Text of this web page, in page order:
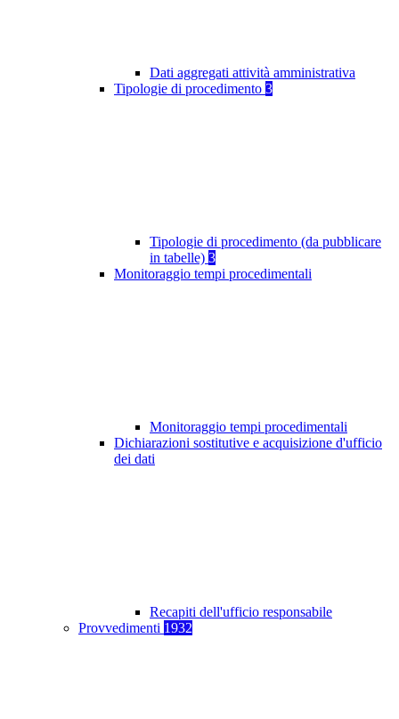
Dati aggregati attività amministrativa
Tipologie di procedimento 3
Tipologie di procedimento (da pubblicare
in tabelle) 3
Monitoraggio tempi procedimentali
Monitoraggio tempi procedimentali
Dichiarazioni sostitutive e acquisizione d'ufficio
dei dati
Recapiti dell'ufficio responsabile
Provvedimenti 1932